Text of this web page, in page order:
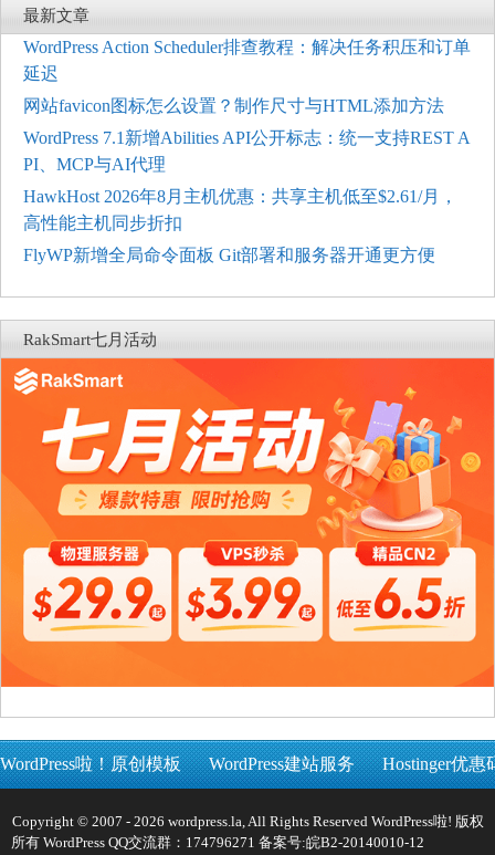
最新文章
WordPress Action Scheduler排查教程：解决任务积压和订单
延迟
网站favicon图标怎么设置？制作尺寸与HTML添加方法
WordPress 7.1新增Abilities API公开标志：统一支持REST A
PI、MCP与AI代理
HawkHost 2026年8月主机优惠：共享主机低至$2.61/月，
高性能主机同步折扣
FlyWP新增全局命令面板 Git部署和服务器开通更方便
RakSmart七月活动
WordPress啦！原创模板 WordPress建站服务 Hostinger优惠
Copyright © 2007 - 2026 wordpress.la, All Rights Reserved WordPress啦! 版权
所有 WordPress QQ交流群：174796271 备案号:皖B2-20140010-12